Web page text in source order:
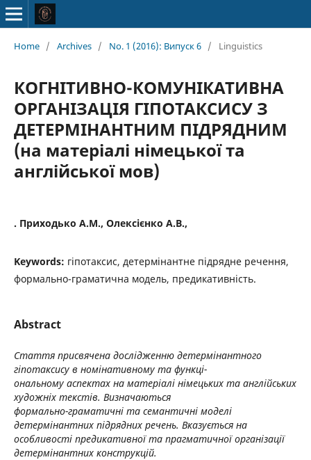
Home / Archives / No. 1 (2016): Випуск 6 / Linguistics
КОГНІТИВНО-КОМУНІКАТИВНА
ОРГАНІЗАЦІЯ ГІПОТАКСИСУ З
ДЕТЕРМІНАНТНИМ ПІДРЯДНИМ
(на матеріалі німецької та
англійської мов)
. Приходько А.М., Олексієнко А.В.,
Keywords: гіпотаксис, детермінантне підрядне речення,
формально-граматична модель, предикативність.
Abstract
Стаття присвячена дослідженню детермінантного
гіпотаксису в номінативному та функці-
ональному аспектах на матеріалі німецьких та англійських
художніх текстів. Визначаються
формально-граматичні та семантичні моделі
детермінантних підрядних речень. Вказується на
особливості предикативної та прагматичної організації
детермінантних конструкцій.